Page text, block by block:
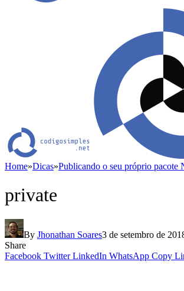
Home»Dicas»Publicando o seu próprio pacote
private
By Jhonathan Soares3 de setembro de
Share
Facebook Twitter LinkedIn WhatsApp Copy